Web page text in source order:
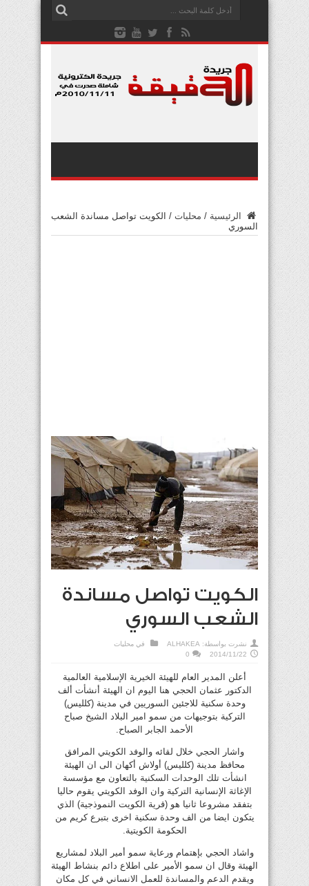
الرئيسية / محليات / الكويت تواصل مساندة الشعب
السوري
الكويت تواصل مساندة
الشعب السوري
نشرت بواسطة: ALHAKEA في محليات
2014/11/22
0
أعلن المدير العام للهيئة الخيرية الإسلامية العالمية
الدكتور عثمان الحجي هنا اليوم ان الهيئة أنشأت ألف
وحدة سكنية للاجئين السوريين في مدينة (كلليس)
التركية بتوجيهات من سمو امير البلاد الشيخ صباح
الأحمد الجابر الصباح.
واشار الحجي خلال لقائه والوفد الكويتي المرافق
محافظ مدينة (كلليس) أولاش أكهان الى ان الهيئة
انشأت تلك الوحدات السكنية بالتعاون مع مؤسسة
الإغاثة الإنسانية التركية وان الوفد الكويتي يقوم حاليا
بتفقد مشروعا ثانيا هو (قرية الكويت النموذجية) الذي
يتكون ايضا من الف وحدة سكنية اخرى بتبرع كريم من
الحكومة الكويتية.
واشاد الحجي بإهتمام ورعاية سمو أمير البلاد لمشاريع
الهيئة وقال ان سمو الأمير على اطلاع دائم بنشاط الهيئة
ويقدم الدعم والمساندة للعمل الانساني في كل مكان